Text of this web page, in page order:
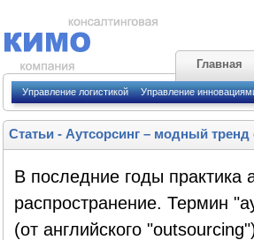
Главная
Управление логистикой Управление
Статьи- Аутсорсинг – модный тренд
В последние годы практика
распространение. Термин
(от английского